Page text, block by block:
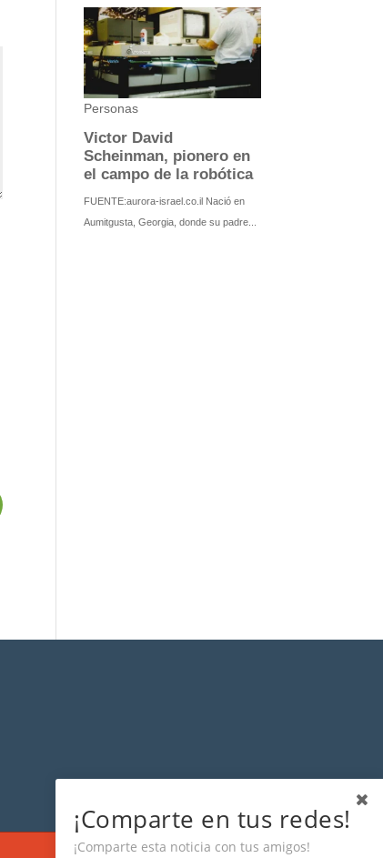
¡Comparte en tus redes!
¡Comparte esta noticia con tus amigos!